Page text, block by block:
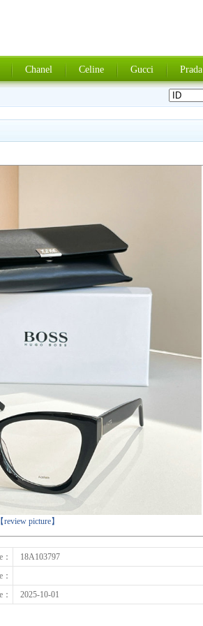
Chanel Celine Gucci Prada
【review picture】
下一张
18A103797
2025-10-01